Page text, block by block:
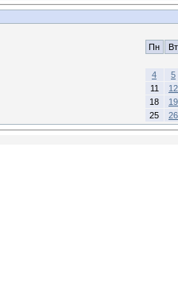
Пн Вт
4
5
11
12
18
19
25
26